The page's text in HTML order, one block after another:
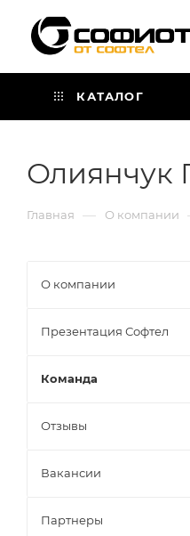
КАТАЛОГ
Олиянчук
Главная — О компании
О компании
Презентация Софтел
Команда
Отзывы
Вакансии
Партнеры